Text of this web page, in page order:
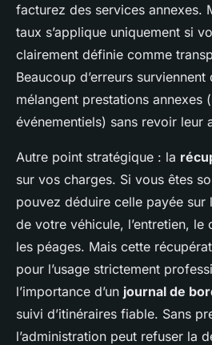
facturez des services annexes.
taux s’applique uniquement si
clairement définie comme
Beaucoup d’erreurs
mélangent prestations annexes
événementiels) sans revoir leur
Autre point stratégique : la
sur vos charges. Si vous êtes
pouvez déduire celle payée sur
de votre véhicule, l’entretien, le
les péages. Mais cette
pour l’usage strictement
l’importance d’un journal de
suivi d’itinéraires fiable. Sans
l’administration peut refuser la